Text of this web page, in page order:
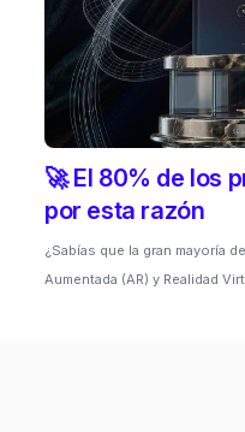
🚀 El 80% de los
por esta razón
¿Sabías que la gran mayoría
Aumentada (AR) y Realidad